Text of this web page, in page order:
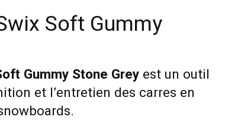
Soft Gummy
Gummy Stone Greyest un outil
et l’entretien des carres en